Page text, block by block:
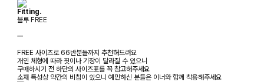
Fitting.
블루 FREE
ㅡ
FREE 사이즈로 66반분들까지 추천해드려요
개인 체형에 따라 핏이나 기장이 달라질 수 있으니
구매하시기 전 하단의 사이즈표를 꼭 참고해주세요
소재 특성상 약간의 비침이 있으니 예민하신 분들은 이너와 함께 착용해주세요